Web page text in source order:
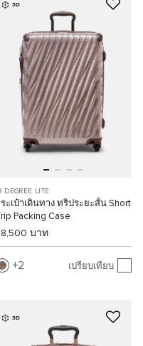
3D
DEGREE LITE
ะเป๋าเดินทาง ทริประยะสั้น Short
Packing Case
บาท
2 เปรียบเทียบ
3D